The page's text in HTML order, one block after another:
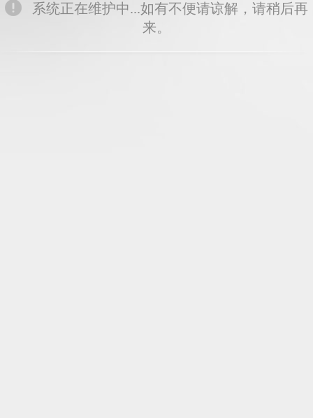
系统正在维护中...如有不便请谅解，请稍后再
来。